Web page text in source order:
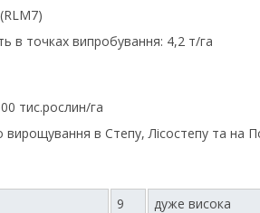
в точках випробування: 4,2 т/га
тис.рослин/га
в Степу, Лісостепу та на
9
дуже висока